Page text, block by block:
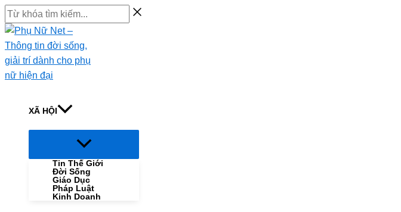
Skip
to
content
Từ
khóa
tìm
kiếm...
XÃ HỘI
Menu
Tin Thế Giới
Đời Sống
Giáo Dục
Pháp Luật
Kinh Doanh